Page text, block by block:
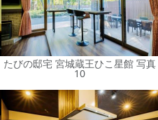
たびの邸宅 宮城蔵王ひこ星館 写真
10